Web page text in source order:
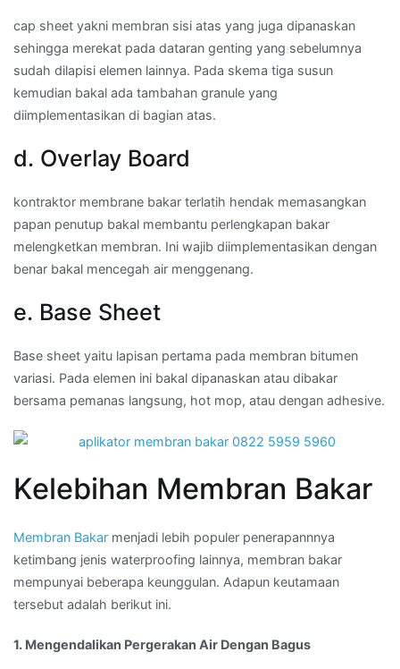
cap sheet yakni membran sisi atas yang juga dipanaskan
sehingga merekat pada dataran genting yang sebelumnya
sudah dilapisi elemen lainnya. Pada skema tiga susun
kemudian bakal ada tambahan granule yang
diimplementasikan di bagian atas.
d. Overlay Board
kontraktor membrane bakar terlatih hendak memasangkan
papan penutup bakal membantu perlengkapan bakar
melengketkan membran. Ini wajib diimplementasikan dengan
benar bakal mencegah air menggenang.
e. Base Sheet
Base sheet yaitu lapisan pertama pada membran bitumen
variasi. Pada elemen ini bakal dipanaskan atau dibakar
bersama pemanas langsung, hot mop, atau dengan adhesive.
Kelebihan Membran Bakar
Membran Bakar menjadi lebih populer penerapannnya
ketimbang jenis waterproofing lainnya, membran bakar
mempunyai beberapa keunggulan. Adapun keutamaan
tersebut adalah berikut ini.
1. Mengendalikan Pergerakan Air Dengan Bagus